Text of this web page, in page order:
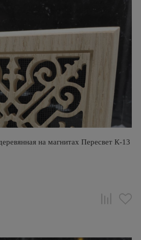
на магнитах Пересвет К-13